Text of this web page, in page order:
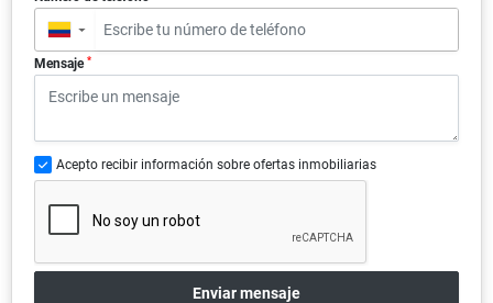
▼
Mensaje *
Acepto recibir información sobre ofertas inmobiliarias
Enviar mensaje